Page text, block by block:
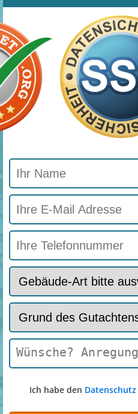
Ich habe den Datenschutz